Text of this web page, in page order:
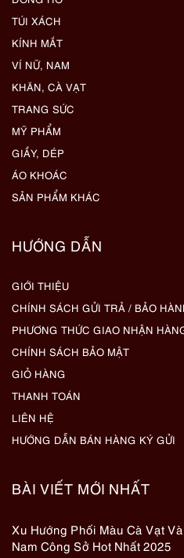
TÚI XÁCH
KÍNH MẮT
VÍ NỮ, NAM
KHĂN, CÀ VẠT
TRANG SỨC
MỸ PHẨM
GIẦY, DÉP
ÁO KHOÁC
SẢN PHẨM KHÁC
HƯỚNG DẪN
GIỚI THIỆU
CHÍNH SÁCH GỬI TRẢ / BẢO
PHƯƠNG THỨC GIAO NHẬN
CHÍNH SÁCH BẢO MẬT
GIỎ HÀNG
THANH TOÁN
LIÊN HỆ
HƯỚNG DẪN BÁN HÀNG KÝ GỬI
BÀI VIẾT MỚI NHẤT
Xu Hướng Phối Màu Cà Vạt
Nam Công Sở Hot Nhất 2025